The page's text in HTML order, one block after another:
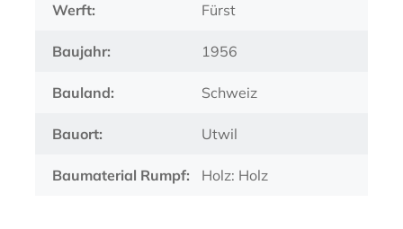
Werft: Fürst
Baujahr: 1956
Bauland: Schweiz
Bauort: Utwil
Baumaterial Rumpf: Holz: Holz